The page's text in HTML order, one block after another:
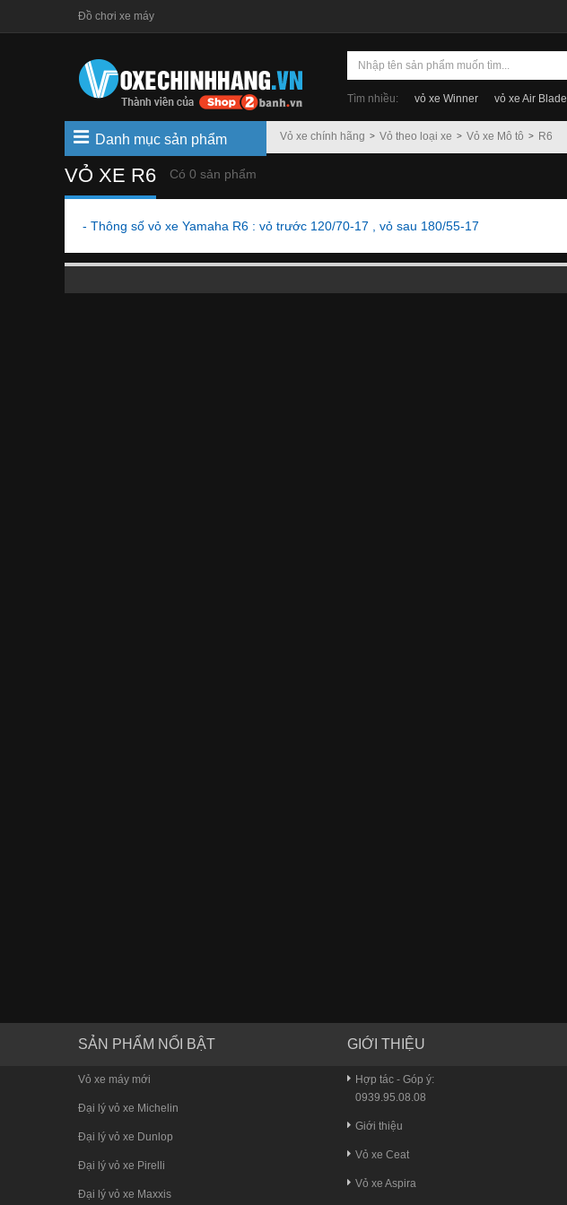
Đồ chơi xe máy
Tìm nhiều: vỏ xe Winner vỏ xe Air Blade
Vỏ xe chính hãng Vỏ theo loại xe Vỏ xe Mô tô R6
Danh mục sản phẩm
VỎ XE R6 Có 0 sản phẩm
- Thông số vỏ xe Yamaha R6 : vỏ trước 120/70-17 , vỏ sau 180/55-17
SẢN PHẨM NỔI BẬT
Vỏ xe máy mới
Đại lý vỏ xe Michelin
Đại lý vỏ xe Dunlop
Đại lý vỏ xe Pirelli
Đại lý vỏ xe Maxxis
GIỚI THIỆU
Hợp tác - Góp ý:
0939.95.08.08
Giới thiệu
Vỏ xe Ceat
Vỏ xe Aspira